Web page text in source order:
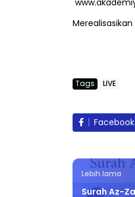
Tags LIVE
Facebook
Lebih lama
BEDAH TUNTAS SOALAN 1
OLEH CIKGU ...